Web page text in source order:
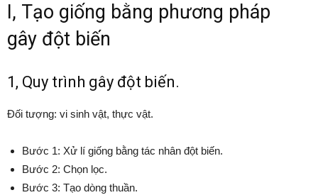
I, Tạo giống bằng phương pháp
gây đột biến
1, Quy trình gây đột biến.
Đối tượng: vi sinh vật, thực vật.
Bước 1: Xử lí giống bằng tác nhân đột biến.
Bước 2: Chọn lọc.
Bước 3: Tạo dòng thuần.